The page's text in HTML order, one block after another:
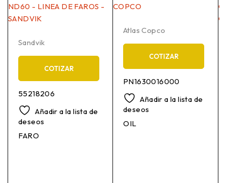
Sandvik
COTIZAR
55218206
Añadir a la lista de
deseos
FARO
Atlas Copco
COTIZAR
PN1630016000
Añadir a la lista de
deseos
OIL